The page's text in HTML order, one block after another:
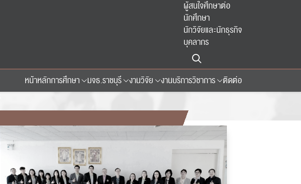
ผู้สนใจศึกษาต่อ
นักศึกษา
นักวิจัยและนักธุรกิจ
บุคลากร
หน้าหลักการศึกษา มจธ.ราชบุรี งานวิจัย งานบริการวิชาการ ติดต่อ